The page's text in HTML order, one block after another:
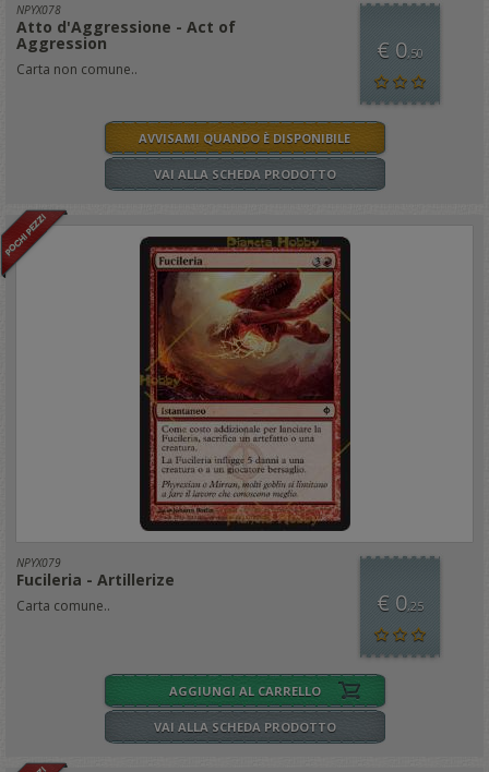
NPYX078
Atto d'Aggressione - Act of
Aggression
Carta non comune..
€ 0,50
AVVISAMI QUANDO È DISPONIBILE
VAI ALLA SCHEDA PRODOTTO
NPYX079
Fucileria - Artillerize
Carta comune.. € 0,25
AGGIUNGI AL CARRELLO
VAI ALLA SCHEDA PRODOTTO